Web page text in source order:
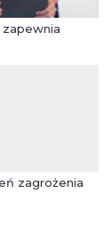
zagrożenia